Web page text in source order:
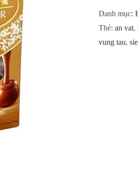
Danh mục:
Thẻ: an vat,
vung tau,